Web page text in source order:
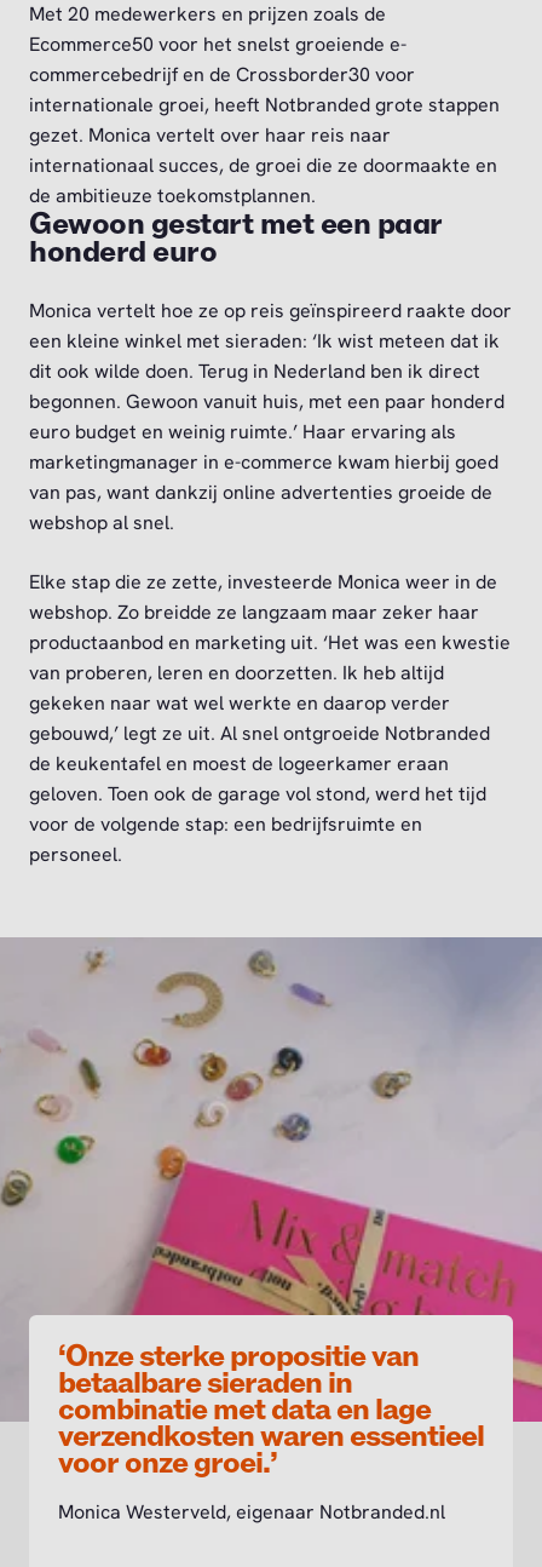
Met 20 medewerkers en prijzen zoals de
Ecommerce50 voor het snelst groeiende e-
commercebedrijf en de Crossborder30 voor
internationale groei, heeft Notbranded grote stappen
gezet. Monica vertelt over haar reis naar
internationaal succes, de groei die ze doormaakte en
de ambitieuze toekomstplannen.
Gewoon gestart met een paar
honderd euro
Monica vertelt hoe ze op reis geïnspireerd raakte door
een kleine winkel met sieraden: ‘Ik wist meteen dat ik
dit ook wilde doen. Terug in Nederland ben ik direct
begonnen. Gewoon vanuit huis, met een paar honderd
euro budget en weinig ruimte.’ Haar ervaring als
marketingmanager in e-commerce kwam hierbij goed
van pas, want dankzij online advertenties groeide de
webshop al snel.
Elke stap die ze zette, investeerde Monica weer in de
webshop. Zo breidde ze langzaam maar zeker haar
productaanbod en marketing uit. ‘Het was een kwestie
van proberen, leren en doorzetten. Ik heb altijd
gekeken naar wat wel werkte en daarop verder
gebouwd,’ legt ze uit. Al snel ontgroeide Notbranded
de keukentafel en moest de logeerkamer eraan
geloven. Toen ook de garage vol stond, werd het tijd
voor de volgende stap: een bedrijfsruimte en
personeel.
‘Onze sterke propositie van
betaalbare sieraden in
combinatie met data en lage
verzendkosten waren essentieel
voor onze groei.’
Monica Westerveld, eigenaar Notbranded.nl